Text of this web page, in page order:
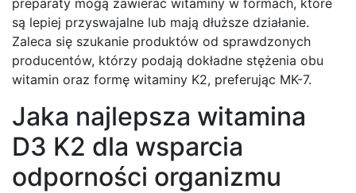
są lepiej przyswajalne lub mają dłuższe działanie.
Zaleca się szukanie produktów od sprawdzonych
producentów, którzy podają dokładne stężenia obu
witamin oraz formę witaminy K2, preferując MK-7.
Jaka najlepsza witamina
D3 K2 dla wsparcia
odporności organizmu